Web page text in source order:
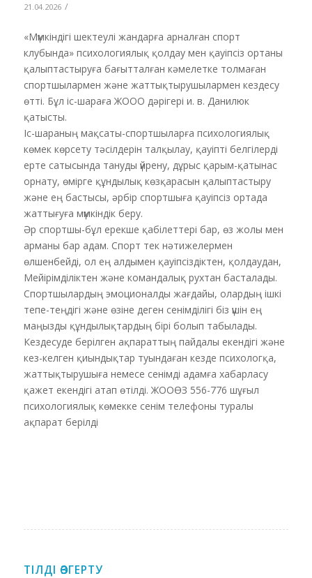
21.04.2026 /
«Мүмкіндігі шектеулі жандарға арналған спорт
клубында» психологиялық қолдау мен қауіпсіз ортаны
қалыптастыруға бағытталған кәмелетке толмаған
спортшылармен және жаттықтырушылармен кездесу
өтті. Бұл іс-шараға ЖООО дәрігері и. в. Данилюк
қатысты.
Іс-шараның мақсаты-спортшыларға психологиялық
көмек көрсету тәсілдерін талқылау, қауіпті белгілерді
ерте сатысында тануды үйрену, дұрыс қарым-қатынас
орнату, өмірге құндылық көзқарасын қалыптастыру
және ең бастысы, әрбір спортшыға қауіпсіз ортада
жаттығуға мүмкіндік беру.
Әр спортшы-бұл ерекше қабілеттері бар, өз жолы мен
арманы бар адам. Спорт тек нәтижелермен
өлшенбейді, ол ең алдымен қауіпсіздіктен, қолдаудан,
Мейірімділіктен және командалық рухтан басталады.
Спортшылардың эмоционалды жағдайы, олардың ішкі
тепе-теңдігі және өзіне деген сенімділігі біз үшін ең
маңызды құндылықтардың бірі болып табылады.
Кездесуде берілген ақпараттың пайдалы екендігі және
кез-келген қиындықтар туындаған кезде психологқа,
жаттықтырушыға немесе сенімді адамға хабарласу
қажет екендігі атап өтілді. ЖООӨЗ 556-776 шұғыл
психологиялық көмекке сенім телефоны туралы
ақпарат берілді
ТІЛДІ ӨЗГЕРТУ